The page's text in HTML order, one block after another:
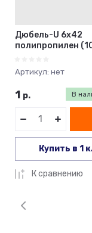
Дюбель-U 6х42
полипропилен
Артикул: нет
В
1 р.
Купить в 1
К сравнению